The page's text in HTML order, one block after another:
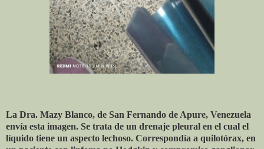
La Dra. Mazy Blanco, de San Fernando de Apure, Venezuela
envía esta imagen. Se trata de un drenaje pleural en el cual el
líquido tiene un aspecto lechoso. Correspondía a quilotórax, en